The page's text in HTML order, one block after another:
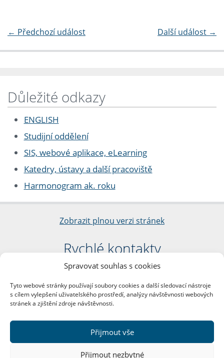
Spravovat souhlas s cookies
Tyto webové stránky používají soubory cookies a další sledovací nástroje
s cílem vylepšení uživatelského prostředí, analýzy návštěvnosti webových
stránek a zjištění zdroje návštěvnosti.
Přijmout vše
Přijmout nezbytné
← Předchozí událost Další událost →
Důležité odkazy
ENGLISH
Studijní oddělení
SIS, webové aplikace, eLearning
Katedry, ústavy a další pracoviště
Harmonogram ak. roku
Zobrazit plnou verzi stránek
Rychlé kontakty
Filozofická fakulta
nám. Jana Palacha 1/2
116 38 Praha 1
DIČ: CZ00216208
Další kontakty